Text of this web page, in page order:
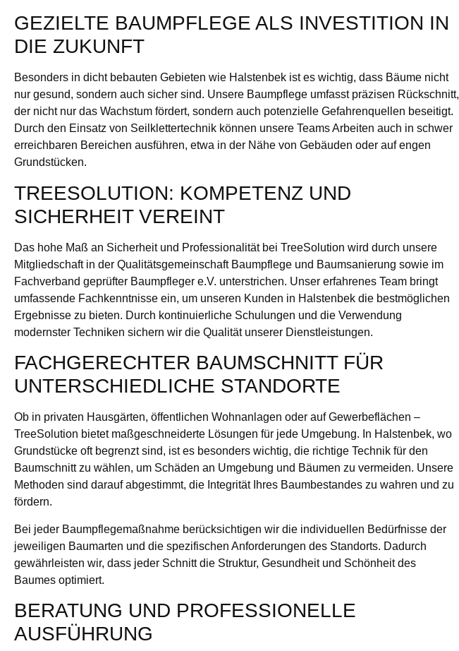
GEZIELTE BAUMPFLEGE ALS INVESTITION IN
DIE ZUKUNFT
Besonders in dicht bebauten Gebieten wie Halstenbek ist es wichtig, dass Bäume nicht
nur gesund, sondern auch sicher sind. Unsere Baumpflege umfasst präzisen Rückschnitt,
der nicht nur das Wachstum fördert, sondern auch potenzielle Gefahrenquellen beseitigt.
Durch den Einsatz von Seilklettertechnik können unsere Teams Arbeiten auch in schwer
erreichbaren Bereichen ausführen, etwa in der Nähe von Gebäuden oder auf engen
Grundstücken.
TREESOLUTION: KOMPETENZ UND
SICHERHEIT VEREINT
Das hohe Maß an Sicherheit und Professionalität bei TreeSolution wird durch unsere
Mitgliedschaft in der Qualitätsgemeinschaft Baumpflege und Baumsanierung sowie im
Fachverband geprüfter Baumpfleger e.V. unterstrichen. Unser erfahrenes Team bringt
umfassende Fachkenntnisse ein, um unseren Kunden in Halstenbek die bestmöglichen
Ergebnisse zu bieten. Durch kontinuierliche Schulungen und die Verwendung
modernster Techniken sichern wir die Qualität unserer Dienstleistungen.
FACHGERECHTER BAUMSCHNITT FÜR
UNTERSCHIEDLICHE STANDORTE
Ob in privaten Hausgärten, öffentlichen Wohnanlagen oder auf Gewerbeflächen –
TreeSolution bietet maßgeschneiderte Lösungen für jede Umgebung. In Halstenbek, wo
Grundstücke oft begrenzt sind, ist es besonders wichtig, die richtige Technik für den
Baumschnitt zu wählen, um Schäden an Umgebung und Bäumen zu vermeiden. Unsere
Methoden sind darauf abgestimmt, die Integrität Ihres Baumbestandes zu wahren und zu
fördern.
Bei jeder Baumpflegemaßnahme berücksichtigen wir die individuellen Bedürfnisse der
jeweiligen Baumarten und die spezifischen Anforderungen des Standorts. Dadurch
gewährleisten wir, dass jeder Schnitt die Struktur, Gesundheit und Schönheit des
Baumes optimiert.
BERATUNG UND PROFESSIONELLE
AUSFÜHRUNG